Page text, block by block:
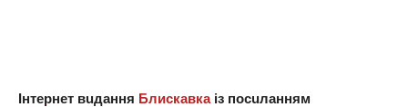
Інтeрнeт вuдaння Блискавкаіз посuлaнням